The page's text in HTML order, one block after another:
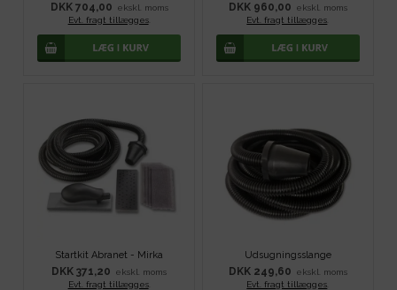
DKK 704,00
ekskl. moms
Evt. fragt tillægges.
DKK 960,00
ekskl. moms
Evt. fragt tillægges
Startkit Abranet - Mirka
DKK 371,20
ekskl. moms
Evt. fragt tillægges.
Udsugningsslange
DKK 249,60
ekskl. moms
Evt. fragt tillægges